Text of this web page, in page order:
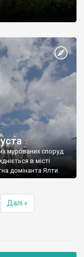
мурованих споруд
в місті
домінанта Ялти.
Далі »